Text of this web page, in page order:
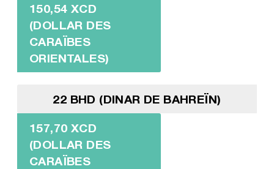
150,54 XCD
(DOLLAR DES
CARAÏBES
ORIENTALES)
22 BHD (DINAR DE BAHREÏN)
157,70 XCD
(DOLLAR DES
CARAÏBES